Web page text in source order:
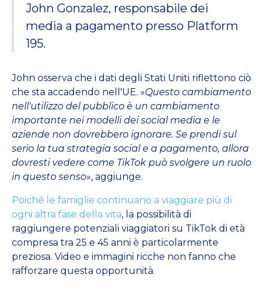
John Gonzalez, responsabile dei
media a pagamento presso Platform
195.
John osserva che i dati degli Stati Uniti riflettono ciò
che sta accadendo nell'UE. »Questo cambiamento
nell'utilizzo del pubblico è un cambiamento
importante nei modelli dei social media e le
aziende non dovrebbero ignorare. Se prendi sul
serio la tua strategia social e a pagamento, allora
dovresti vedere come TikTok può svolgere un ruolo
in questo senso», aggiunge.
Poiché le famiglie continuano a viaggiare più di
ogni altra fase della vita, la possibilità di
raggiungere potenziali viaggiatori su TikTok di età
compresa tra 25 e 45 anni è particolarmente
preziosa. Video e immagini ricche non fanno che
rafforzare questa opportunità.